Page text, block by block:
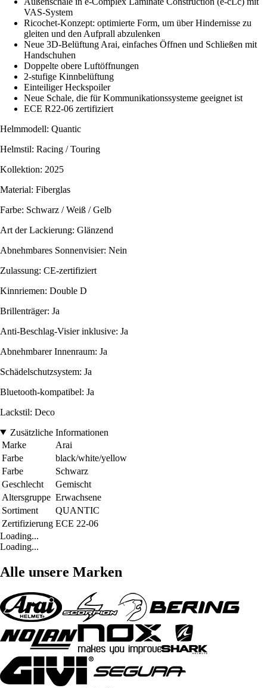
VAS-System
Ricochet-Konzept: optimierte Form, um über Hindernisse zu
gleiten und den Aufprall abzulenken
Neue 3D-Belüftung Arai, einfaches Öffnen und Schließen mit
Handschuhen
Doppelte obere Luftöffnungen
2-stufige Kinnbelüftung
Einteiliger Heckspoiler
Neue Schale, die für Kommunikationssysteme geeignet ist
ECE R22-06 zertifiziert
Helmmodell: Quantic
Helmstil: Racing / Touring
Kollektion: 2025
Material: Fiberglas
Farbe: Schwarz / Weiß / Gelb
Art der Lackierung: Glänzend
Abnehmbares Sonnenvisier: Nein
Zulassung: CE-zertifiziert
Kinnriemen: Double D
Brillenträger: Ja
Anti-Beschlag-Visier inklusive: Ja
Abnehmbarer Innenraum: Ja
Schädelschutzsystem: Ja
Bluetooth-kompatibel: Ja
Lackstil: Deco
Zusätzliche Informationen
Marke
Arai
Farbe
black/white/yellow
Farbe
Schwarz
Geschlecht
Gemischt
Altersgruppe Erwachsene
Sortiment
QUANTIC
Zertifizierung ECE 22-06
Loading...
Loading...
Alle unsere Marken